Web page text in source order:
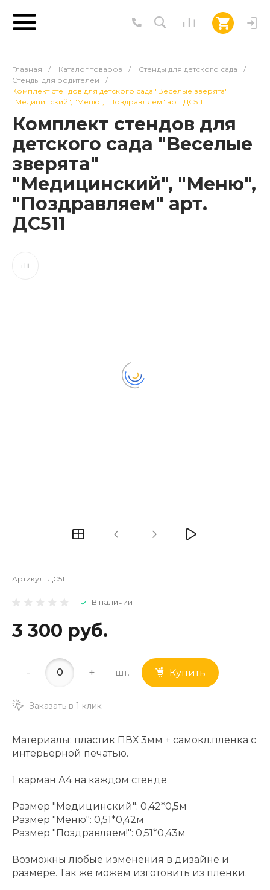
Главная / Каталог товаров / Стенды для детского сада
/
Стенды для родителей
/
Комплект стендов для детского сада "Веселые зверята"
"Медицинский", "Меню", "Поздравляем" арт. ДС511
Комплект стендов для
детского сада "Веселые
зверята"
"Медицинский", "Меню",
"Поздравляем" арт.
ДС511
Артикул: ДС511
В наличии
3 300 руб.
- + шт. Купить
Заказать в 1 клик
Материалы: пластик ПВХ 3мм + самокл.пленка с
интерьерной печатью.
1 карман А4 на каждом стенде
Размер "Медицинский": 0,42*0,5м
Размер "Меню": 0,51*0,42м
Размер "Поздравляем!": 0,51*0,43м
Возможны любые изменения в дизайне и
размере. Так же можем изготовить из пленки.